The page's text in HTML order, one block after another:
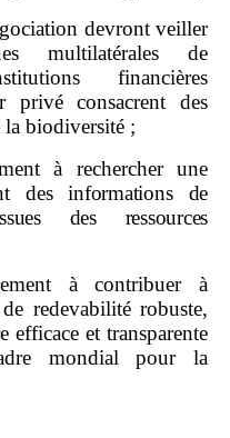
devront veiller
multilatérales de
financières
privé consacrent des
la biodiversité ;
à rechercher une
des informations de
des ressources
à contribuer à
redevabilité robuste,
efficace et transparente
mondial pour la